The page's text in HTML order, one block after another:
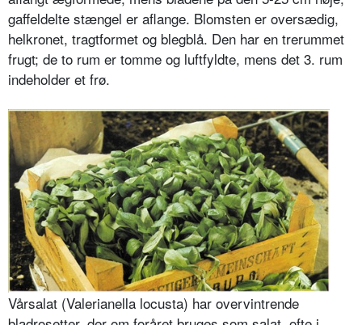
gaffeldelte stængel er aflange. Blomsten er oversædig,
helkronet, tragtformet og blegblå. Den har en trerummet
frugt; de to rum er tomme og luftfyldte, mens det 3. rum
indeholder et frø.
Vårsalat (Valerianella locusta) har overvintrende